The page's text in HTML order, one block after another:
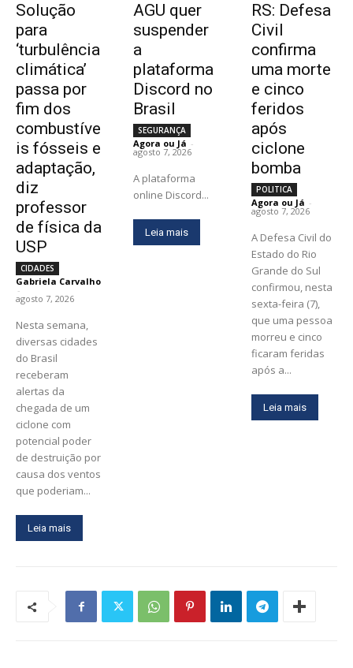
Solução
para
‘turbulência
climática’
passa por
fim dos
combustíve
is fósseis e
adaptação,
diz
professor
de física da
USP
CIDADES
Gabriela Carvalho
-
agosto 7, 2026
Nesta semana,
diversas cidades
do Brasil
receberam
alertas da
chegada de um
ciclone com
potencial poder
de destruição por
causa dos ventos
que poderiam...
Leia mais
AGU quer
suspender
a
plataforma
Discord no
Brasil
SEGURANÇA
Agora ou Já -
agosto 7, 2026
A plataforma
online Discord...
Leia mais
RS: Defesa
Civil
confirma
uma morte
e cinco
feridos
após
ciclone
bomba
POLITICA
Agora ou Já -
agosto 7, 2026
A Defesa Civil do
Estado do Rio
Grande do Sul
confirmou, nesta
sexta-feira (7),
que uma pessoa
morreu e cinco
ficaram feridas
após a...
Leia mais